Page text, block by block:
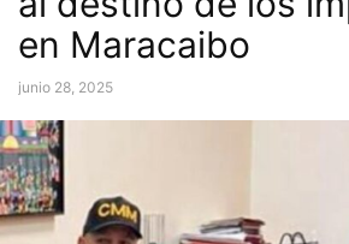
en Maracaibo
junio 28, 2025